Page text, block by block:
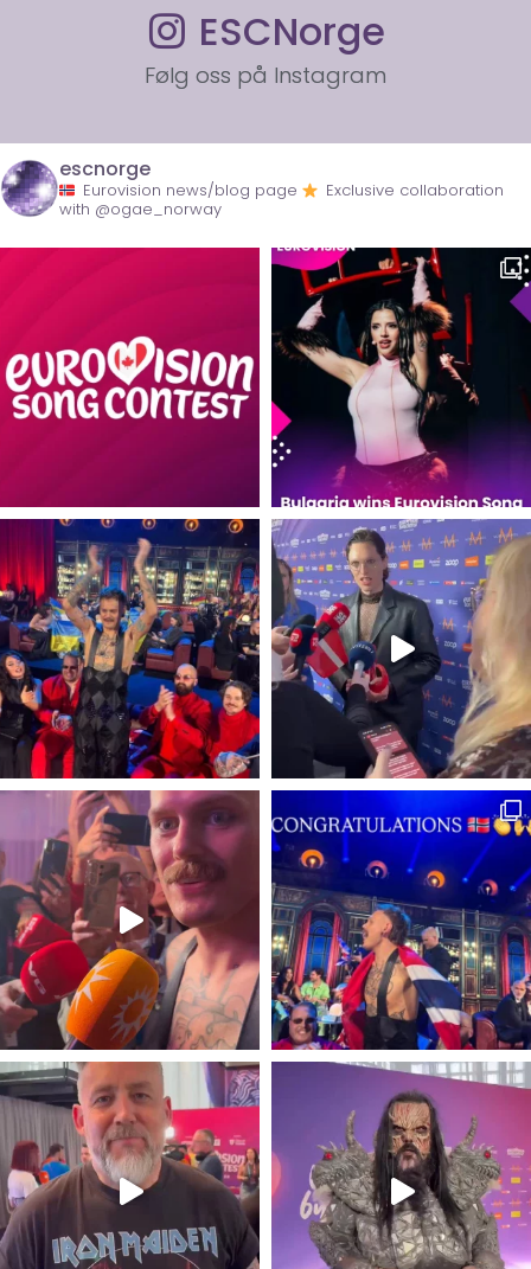
ESCNorge
Følg oss på Instagram
escnorge
Eurovision news/blog page
Exclusive collaboration
with @ogae_norway